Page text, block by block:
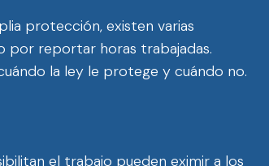
protección, existen varias
por reportar horas trabajadas.
la ley le protege y cuándo no.
el trabajo pueden eximir a los